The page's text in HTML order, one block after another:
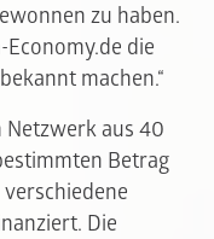
zu haben.
die
machen.“
aus 40
Betrag
Die